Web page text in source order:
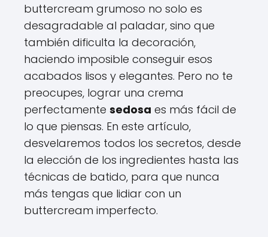
buttercream grumoso no solo es
desagradable al paladar, sino que
también dificulta la decoración,
haciendo imposible conseguir esos
acabados lisos y elegantes. Pero no te
preocupes, lograr una crema
perfectamente sedosa es más fácil de
lo que piensas. En este artículo,
desvelaremos todos los secretos, desde
la elección de los ingredientes hasta las
técnicas de batido, para que nunca
más tengas que lidiar con un
buttercream imperfecto.